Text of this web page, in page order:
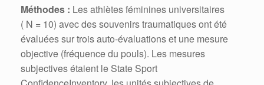
Méthodes : Les athlètes féminines universitaires
( N = 10) avec des souvenirs traumatiques ont été
évaluées sur trois auto-évaluations et une mesure
objective (fréquence du pouls). Les mesures
subjectives étaient le State Sport